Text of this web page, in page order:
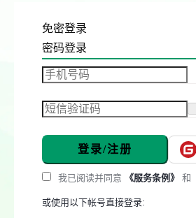
免密登录
密码登录
登录/注册
我已阅读并同意 《服务条例》 和
或使用以下帐号直接登录: